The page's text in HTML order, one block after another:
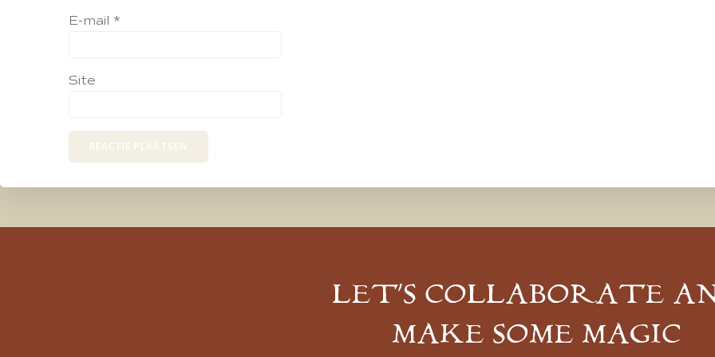
E-mail *
Site
LET’S COLLABORATE
MAKE SOME MAGIC